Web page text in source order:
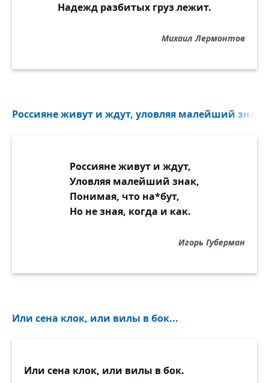
Надежд разбитых груз лежит.
Михаил Лермонтов
Россияне живут и ждут, уловляя малейший
Россияне живут и ждут,
Уловляя малейший знак,
Понимая, что на*бут,
Но не зная, когда и как.
Игорь Губерман
Или сена клок, или вилы в бок...
Или сена клок, или вилы в бок.